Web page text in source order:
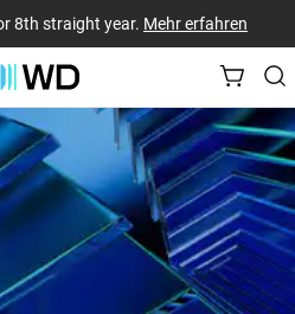
8th straight year. Mehr erfahren